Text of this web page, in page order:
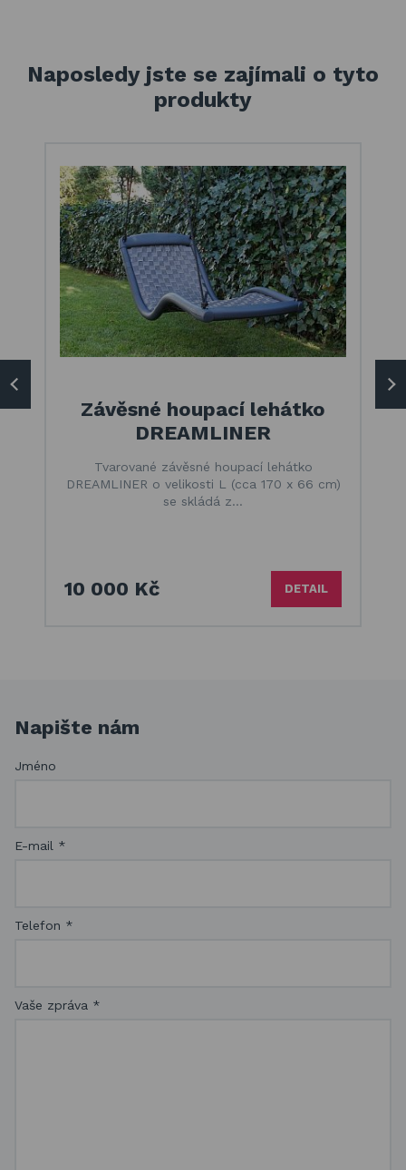
Naposledy jste se zajímali o tyto
produkty
Závěsné houpací lehátko
DREAMLINER
Tvarované závěsné houpací lehátko
DREAMLINER o velikosti L (cca 170 x 66 cm)
se skládá z…
10 000 Kč DETAIL
Napište nám
Jméno
E-mail *
Telefon *
Vaše zpráva *